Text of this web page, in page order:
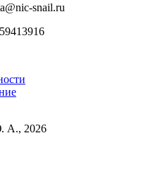
snail.ru
А., 2026